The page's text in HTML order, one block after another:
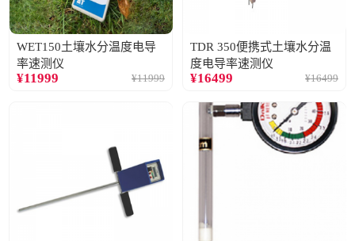
WET150土壤水分温度电导
率速测仪
¥11999 ¥11999
TDR 350便携式土壤水分温
度电导率速测仪
¥16499 ¥16499